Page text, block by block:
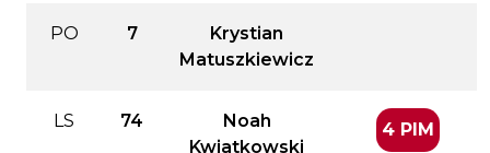
PO 7
Krystian
Matuszkiewicz
LS 74
Noah
Kwiatkowski
4 PIM